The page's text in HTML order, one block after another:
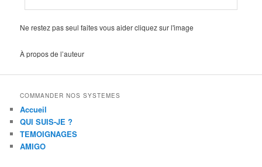
Ne restez pas seul faites vous aider cliquez sur l'image
À propos de l’auteur
COMMANDER NOS SYSTEMES
Accueil
QUI SUIS-JE ?
TEMOIGNAGES
AMIGO